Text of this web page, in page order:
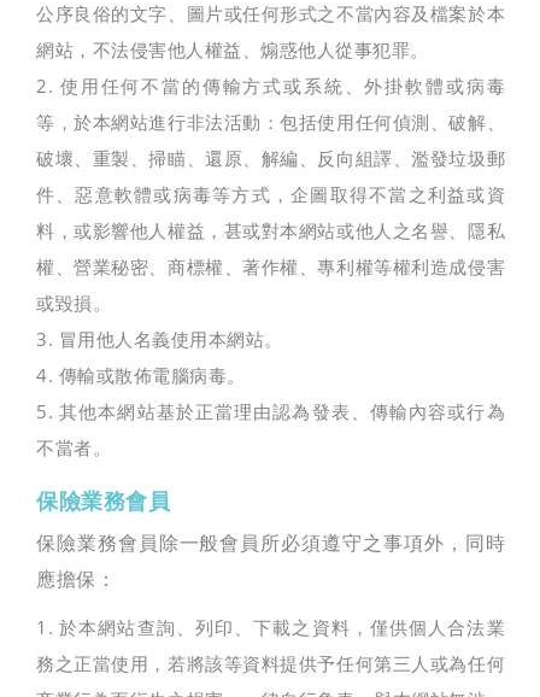
公序良俗的文字、圖片或任何形式之不當內容及檔案於本
網站，不法侵害他人權益、煽惑他人從事犯罪。
2. 使用任何不當的傳輸方式或系統、外掛軟體或病毒
等，於本網站進行非法活動：包括使用任何偵測、破解、
破壞、重製、掃瞄、還原、解編、反向組譯、濫發垃圾郵
件、惡意軟體或病毒等方式，企圖取得不當之利益或資
料，或影響他人權益，甚或對本網站或他人之名譽、隱私
權、營業秘密、商標權、著作權、專利權等權利造成侵害
或毀損。
3. 冒用他人名義使用本網站。
4. 傳輸或散佈電腦病毒。
5. 其他本網站基於正當理由認為發表、傳輸內容或行為
不當者。
保險業務會員
保險業務會員除一般會員所必須遵守之事項外，同時
應擔保：
1. 於本網站查詢、列印、下載之資料，僅供個人合法業
務之正當使用，若將該等資料提供予任何第三人或為任何